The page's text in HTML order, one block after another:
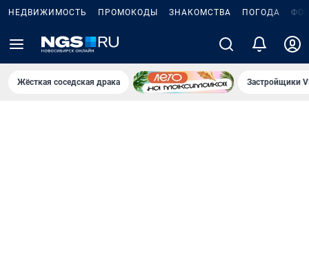
НЕДВИЖИМОСТЬ ПРОМОКОДЫ ЗНАКОМСТВА ПОГОДА
Жёсткая соседская драка Застройщики